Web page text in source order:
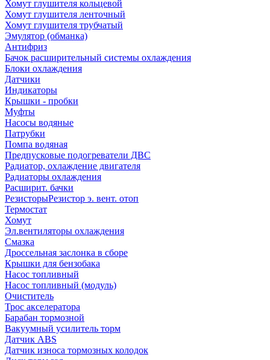
Хомут глушителя кольцевой
Хомут глушителя ленточный
Хомут глушителя трубчатый
Эмулятор (обманка)
Антифриз
Бачок расширительный системы охлаждения
Блоки охлаждения
Датчики
Индикаторы
Крышки - пробки
Муфты
Насосы водяные
Патрубки
Помпа водяная
Предпусковые подогреватели ДВС
Радиатор, охлаждение двигателя
Радиаторы охлаждения
Расширит. бачки
РезисторыРезистор э. вент. отоп
Термостат
Хомут
Эл.вентиляторы охлаждения
Смазка
Дроссельная заслонка в сборе
Крышки для бензобака
Насос топливный
Насос топливный (модуль)
Очиститель
Трос акселератора
Барабан тормозной
Вакуумный усилитель торм
Датчик ABS
Датчик износа тормозных колодок